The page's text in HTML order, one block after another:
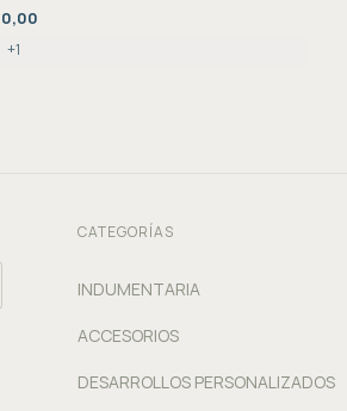
+1
CATEGORÍAS
INDUMENTARIA
ACCESORIOS
DESARROLLOS PERSONALIZADOS